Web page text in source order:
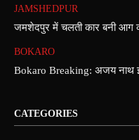
JAMSHEDPUR
जमशेदपुर में चलती कार बनी आग
BOKARO
Bokaro Breaking: अजय नाथ
CATEGORIES